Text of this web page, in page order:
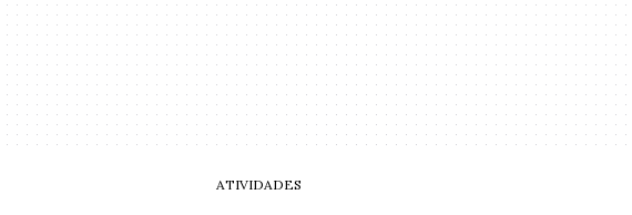
ATIVIDADES